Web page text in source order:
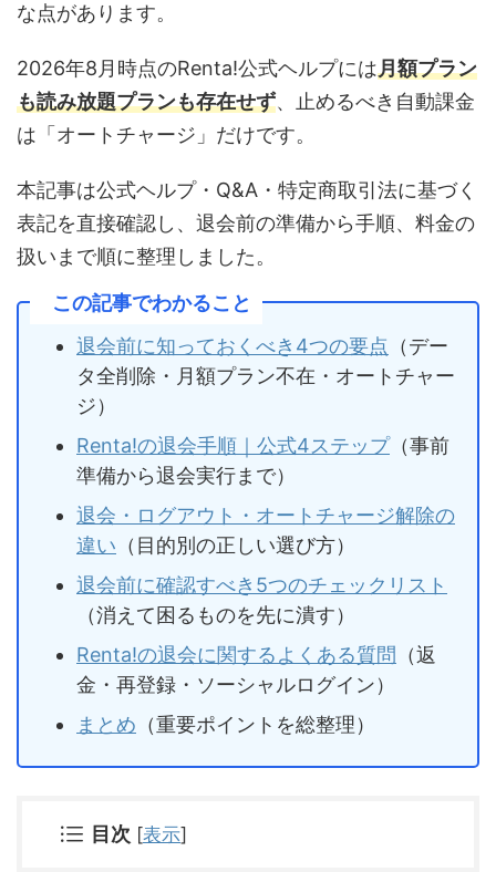
な点があります。
2026年8月時点のRenta!公式ヘルプには月額プラン
も読み放題プランも存在せず、止めるべき自動課金
は「オートチャージ」だけです。
本記事は公式ヘルプ・Q&A・特定商取引法に基づく
表記を直接確認し、退会前の準備から手順、料金の
扱いまで順に整理しました。
この記事でわかること
退会前に知っておくべき4つの要点 （デー
タ全削除・月額プラン不在・オートチャー
ジ）
Renta!の退会手順｜公式4ステップ（事前
準備から退会実行まで）
退会・ログアウト・オートチャージ解除の
違い （目的別の正しい選び方）
退会前に確認すべき5つのチェックリスト
（消えて困るものを先に潰す）
Renta!の退会に関するよくある質問 （返
金・再登録・ソーシャルログイン）
まとめ （重要ポイントを総整理）
目次 [表示]